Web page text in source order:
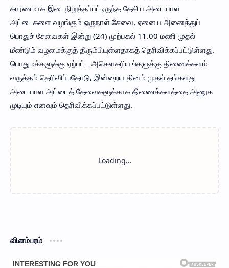
காரணமாக இடைநிறுத்தப்பட்டிருந்த தேசிய அடையாள
அட்டைகளை வழங்கும் ஒருநாள் சேவை, ஏனைய அனைத்துப்
பொதுச் சேவைகள் இன்று (24) முற்பகல் 11.00 மணி முதல்
மீண்டும் வழமைக்குத் திரும்பியுள்ளதாகத் தெரிவிக்கப்பட்டுள்ளது.
பொதுமக்களுக்கு ஏற்பட்ட அசௌகரியங்களுக்கு திணைக்களம்
வருத்தம் தெரிவிப்பதோடு, இன்றைய தினம் முதல் தங்களது
அடையாள அட்டைத் தேவைகளுக்காக திணைக்களத்தை அணுக
முடியும் எனவும் தெரிவிக்கப்பட்டுள்ளது.
விளம்பரம்